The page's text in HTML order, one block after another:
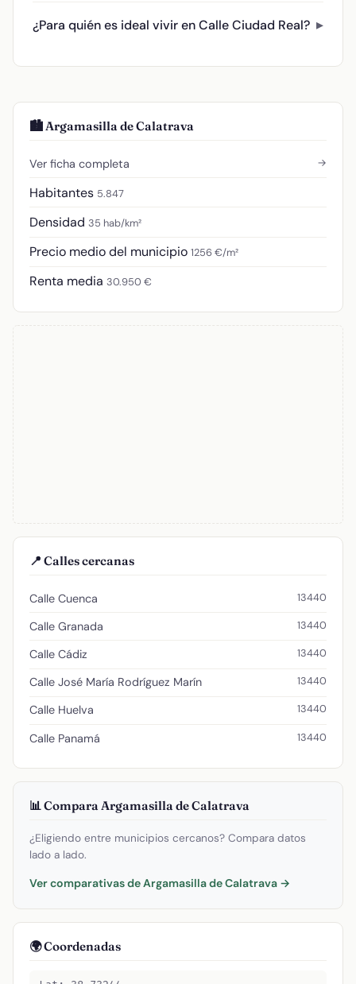
¿Para quién es ideal vivir en Calle Ciudad Real?
🏙️ Argamasilla de Calatrava
Ver ficha completa →
Habitantes 5.847
Densidad 35 hab/km²
Precio medio del municipio 1256 €/m²
Renta media 30.950 €
📍 Calles cercanas
Calle Cuenca 13440
Calle Granada 13440
Calle Cádiz 13440
Calle José María Rodríguez Marín 13440
Calle Huelva 13440
Calle Panamá 13440
📊 Compara Argamasilla de Calatrava
¿Eligiendo entre municipios cercanos? Compara datos
lado a lado.
Ver comparativas de Argamasilla de Calatrava →
🌍 Coordenadas